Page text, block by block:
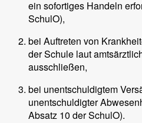
ein sofortiges Handeln
SchulO),
bei Auftreten von
der Schule laut
ausschließen,
bei unentschuldigtem
unentschuldigter
Absatz 10 der SchulO).